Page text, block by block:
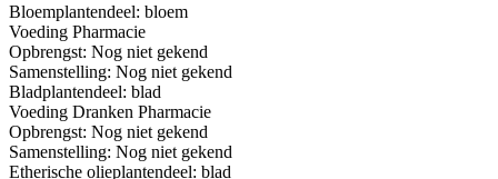
Bloemplantendeel: bloem
Voeding Pharmacie
Opbrengst: Nog niet gekend
Samenstelling: Nog niet gekend
Bladplantendeel: blad
Voeding Dranken Pharmacie
Opbrengst: Nog niet gekend
Samenstelling: Nog niet gekend
Etherische olieplantendeel: blad